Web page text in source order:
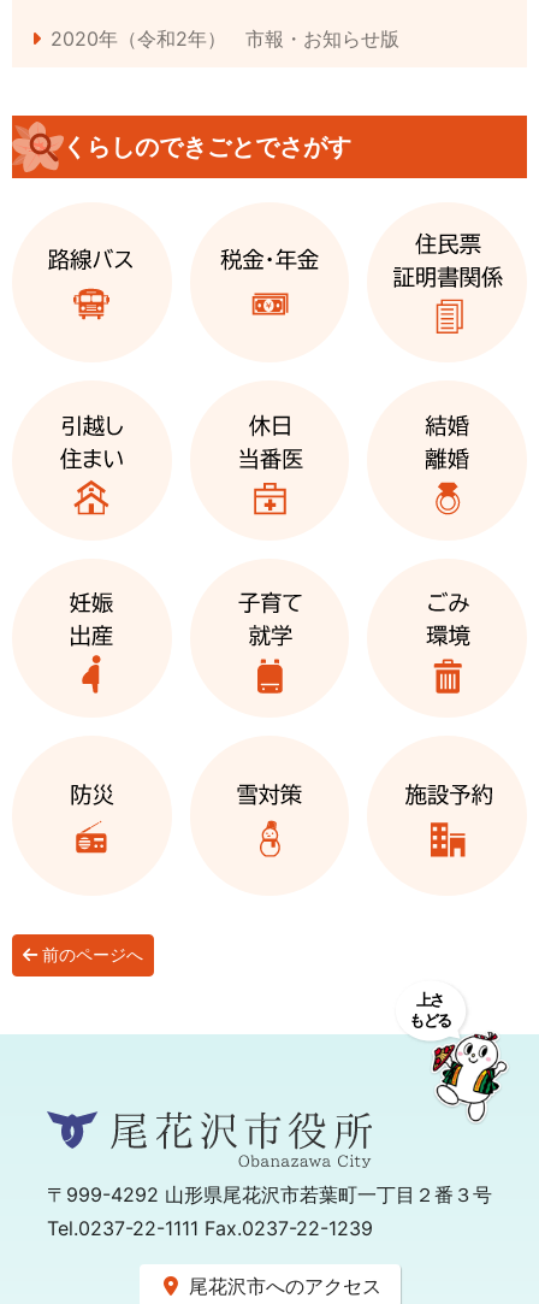
2020年（令和2年） 市報・お知らせ版
くらしのできごとでさがす
前のページへ
〒999-4292 山形県尾花沢市若葉町一丁目２番３号
Tel.0237-22-1111 Fax.0237-22-1239
尾花沢市へのアクセス